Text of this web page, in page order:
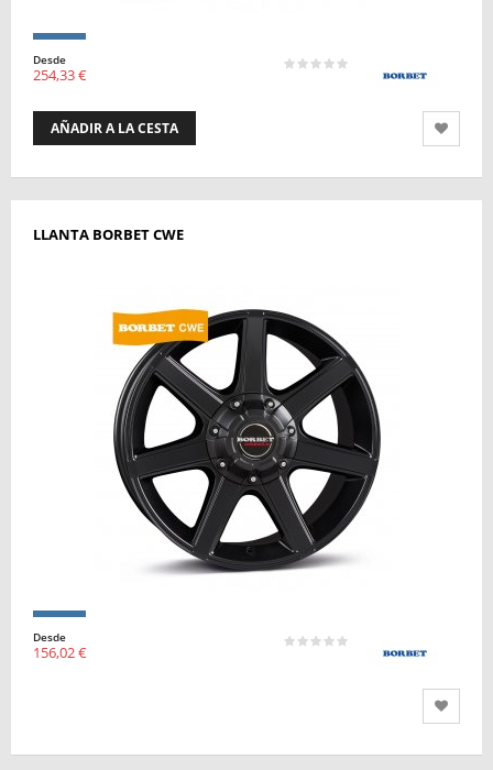
Desde
254,33 €
AÑADIR A LA CESTA
LLANTA BORBET CWE
Desde
156,02 €